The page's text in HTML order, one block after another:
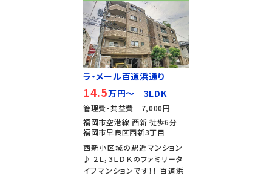
ラ・メール百道浜通り
14.5万円～ 3LDK
管理費・共益費 7,000円
福岡市空港線 西新 徒歩6分
福岡市早良区西新3丁目
西新小区域の駅近マンション
♪ 2Ｌ，3ＬＤＫのファミリータ
イプマンションです！！ 百道浜